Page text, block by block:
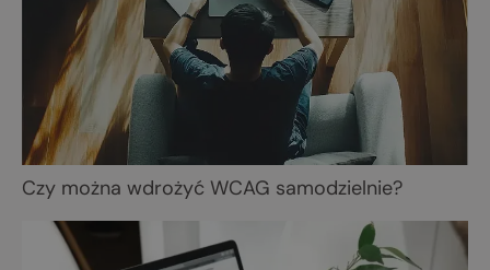
Czy można wdrożyć WCAG samodzielnie?